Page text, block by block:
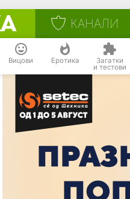
КАНАЛИ
Вицови Еротика Загатки
и тестови